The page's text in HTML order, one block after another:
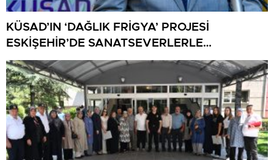
KÜSAD’IN ‘DAĞLIK FRİGYA’ PROJESİ
ESKİŞEHİR’DE SANATSEVERLERLE
BULUŞUYOR